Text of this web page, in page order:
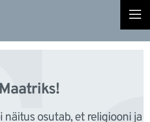
näitus osutab, et religiooni ja